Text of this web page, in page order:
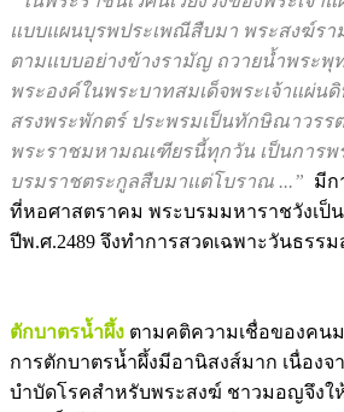
“ในพระราชนิเวศน์เวียงวังของพระเจ้า
แบบแผนบุรพประเพณีสืบมา พระสงฆ์รา
ตามแบบอย่างข้างรามัญ ถวายน้ำพระพุ
พระองค์ในพระบาทสมเด็จพระเจ้าแผ่นดิ
สรงพระพักตร์ ประพรมเป็นทักษิณาวรร
พระราชมหามณเฑียรนี้ทุกวัน เป็นการ
บรมราชตระกูลสืบมาแต่โบราณ ...”มีก
ที่หอศาสตราคม พระบรมมหาราชวังเป็น
ตักบาตรน้ำผึ้งตามคติความเชื่อของคน
การตักบาตรน้ำผึ้งมีอานิสงส์มาก เนื่องจ